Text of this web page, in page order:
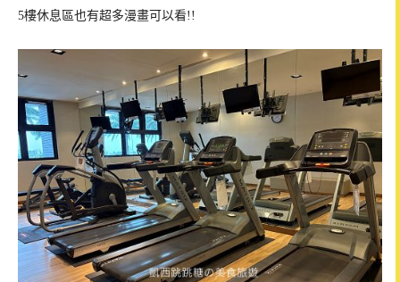
5樓休息區也有超多漫畫可以看!!